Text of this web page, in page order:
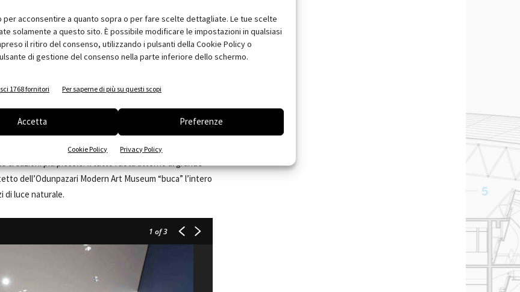
per acconsentire a quanto sopra o per fare scelte dettagliate. Le tue scelte
solamente a questo sito. È possibile modificare le impostazioni in qualsiasi
il ritiro del consenso, utilizzando i pulsanti della Cookie Policy o
di gestione del consenso nella parte inferiore dello schermo.
1768 fornitori Per saperne di più su questi scopi
Accetta Preferenze
Cookie Policy Privacy Policy
locali, l’architetto giapponese crea una piazza
cittadini e i visitatori. Il progetto di Kengo Kuma ha
nel tessuto urbano, nel voler rispecchiare la qualità
impilando una serie di scatole fino a
della strada si adattano alla scala delle case
fino a creare un nuovo landmark per il quartiere.
rivestiti da travi in legno lamellare e declinati in
I volumi a sbalzo e la rotazione creano nuove
e imprevedibile. Gli spazi più ampi al piano terra
di grandi dimensioni, mentre le “scatole” si
creazioni più piccole. Il tutto ruota attorno al grande
dell’Odunpazari Modern Art Museum “buca” l’intero
di luce naturale.
1 of 3